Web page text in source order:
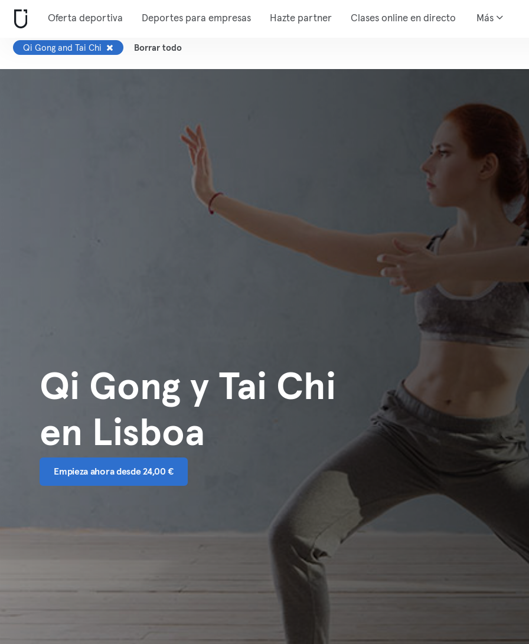
Oferta deportiva Deportes para empresas Hazte partner Clases online en directo Más
Qi Gong and Tai Chi Borrar todo
Qi Gong y Tai Chi
en Lisboa
Empieza ahora desde 24,00 €